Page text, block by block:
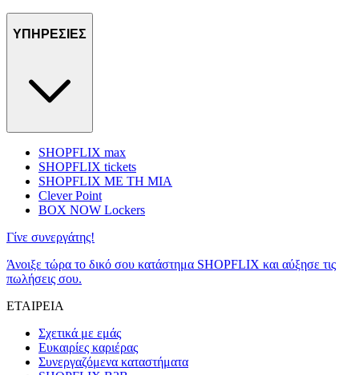
ΥΠΗΡΕΣΙΕΣ
SHOPFLIX max
SHOPFLIX tickets
SHOPFLIX ΜΕ ΤΗ ΜΙΑ
Clever Point
BOX NOW Lockers
Γίνε συνεργάτης!
Άνοιξε τώρα το δικό σου κατάστημα SHOPFLIX και αύξησε τις
πωλήσεις σου.
ΕΤΑΙΡΕΙΑ
Σχετικά με εμάς
Ευκαιρίες καριέρας
Συνεργαζόμενα καταστήματα